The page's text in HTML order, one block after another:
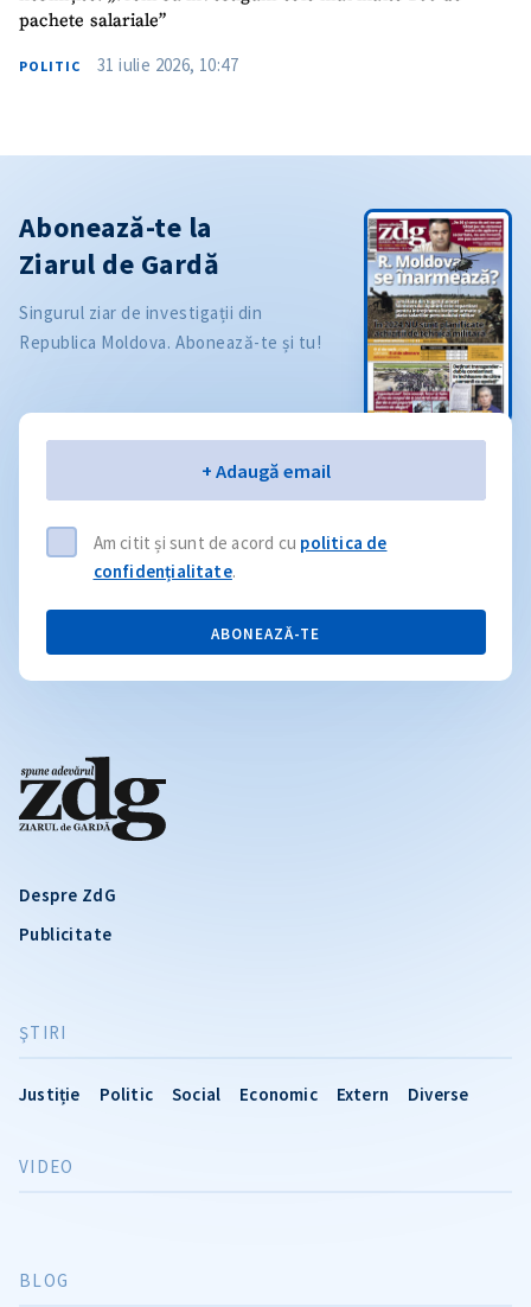
pachete salariale”
POLITIC 31 iulie 2026, 10:47
Despre ZdG
Publicitate
ŞTIRI
Justiție Politic Social Economic Extern Diverse
VIDEO
BLOG
Abonează-te la
Ziarul de Gardă
Singurul ziar de investigații din
Republica Moldova. Abonează-te și tu!
+ Adaugă email
Am citit și sunt de acord cu politica de
confidențialitate.
ABONEAZĂ-TE